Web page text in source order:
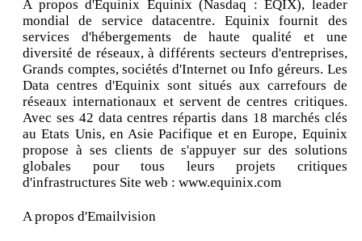
A propos d'Equinix Equinix (Nasdaq : EQIX), leader
mondial de service datacentre. Equinix fournit des
services d'hébergements de haute qualité et une
diversité de réseaux, à différents secteurs d'entreprises,
Grands comptes, sociétés d'Internet ou Info géreurs. Les
Data centres d'Equinix sont situés aux carrefours de
réseaux internationaux et servent de centres critiques.
Avec ses 42 data centres répartis dans 18 marchés clés
au Etats Unis, en Asie Pacifique et en Europe, Equinix
propose à ses clients de s'appuyer sur des solutions
globales pour tous leurs projets critiques
d'infrastructures Site web : www.equinix.com
A propos d'Emailvision